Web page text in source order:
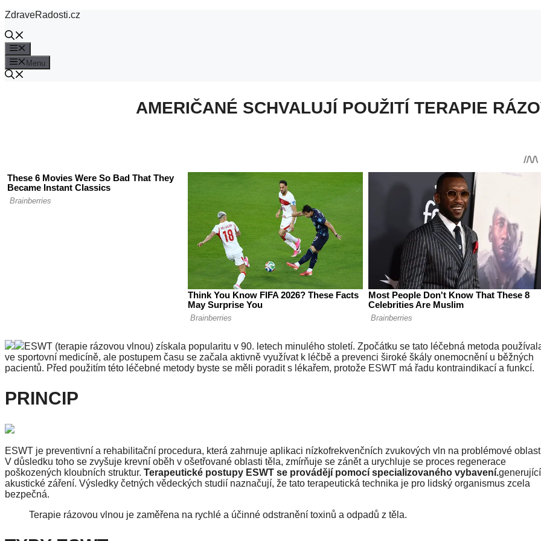
Přeskočit
obsah
ZdraveRadosti.cz
Menu
AMERIČANÉ SCHVALUJÍ POUŽITÍ TERAPIE
ESWT (terapie rázovou vlnou) získala popularitu v 90. letech minulého století. Zpočátku se tato léčebná metoda
ve sportovní medicíně, ale postupem času se začala aktivně využívat k léčbě a prevenci široké škály onemocnění u běžných
pacientů. Před použitím této léčebné metody byste se měli poradit s lékařem, protože ESWT má řadu kontraindikací a funkcí.
PRINCIP
ESWT je preventivní a rehabilitační procedura, která zahrnuje aplikaci nízkofrekvenčních zvukových vln na problémové
V důsledku toho se zvyšuje krevní oběh v ošetřované oblasti těla, zmírňuje se zánět a urychluje se proces regenerace
poškozených kloubních struktur. Terapeutické postupy ESWT se provádějí pomocí specializovaného vybavení.generující
akustické záření. Výsledky četných vědeckých studií naznačují, že tato terapeutická technika je pro lidský organismus zcela
bezpečná.
Terapie rázovou vlnou je zaměřena na rychlé a účinné odstranění toxinů a odpadů z těla.